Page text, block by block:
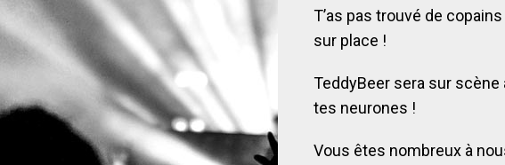
T’as pas trouvé de
sur place !
TeddyBeer sera sur
tes neurones !
Vous êtes nombreux à